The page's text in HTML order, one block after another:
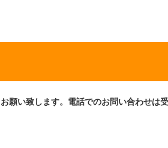
願い致します。電話でのお問い合わせは